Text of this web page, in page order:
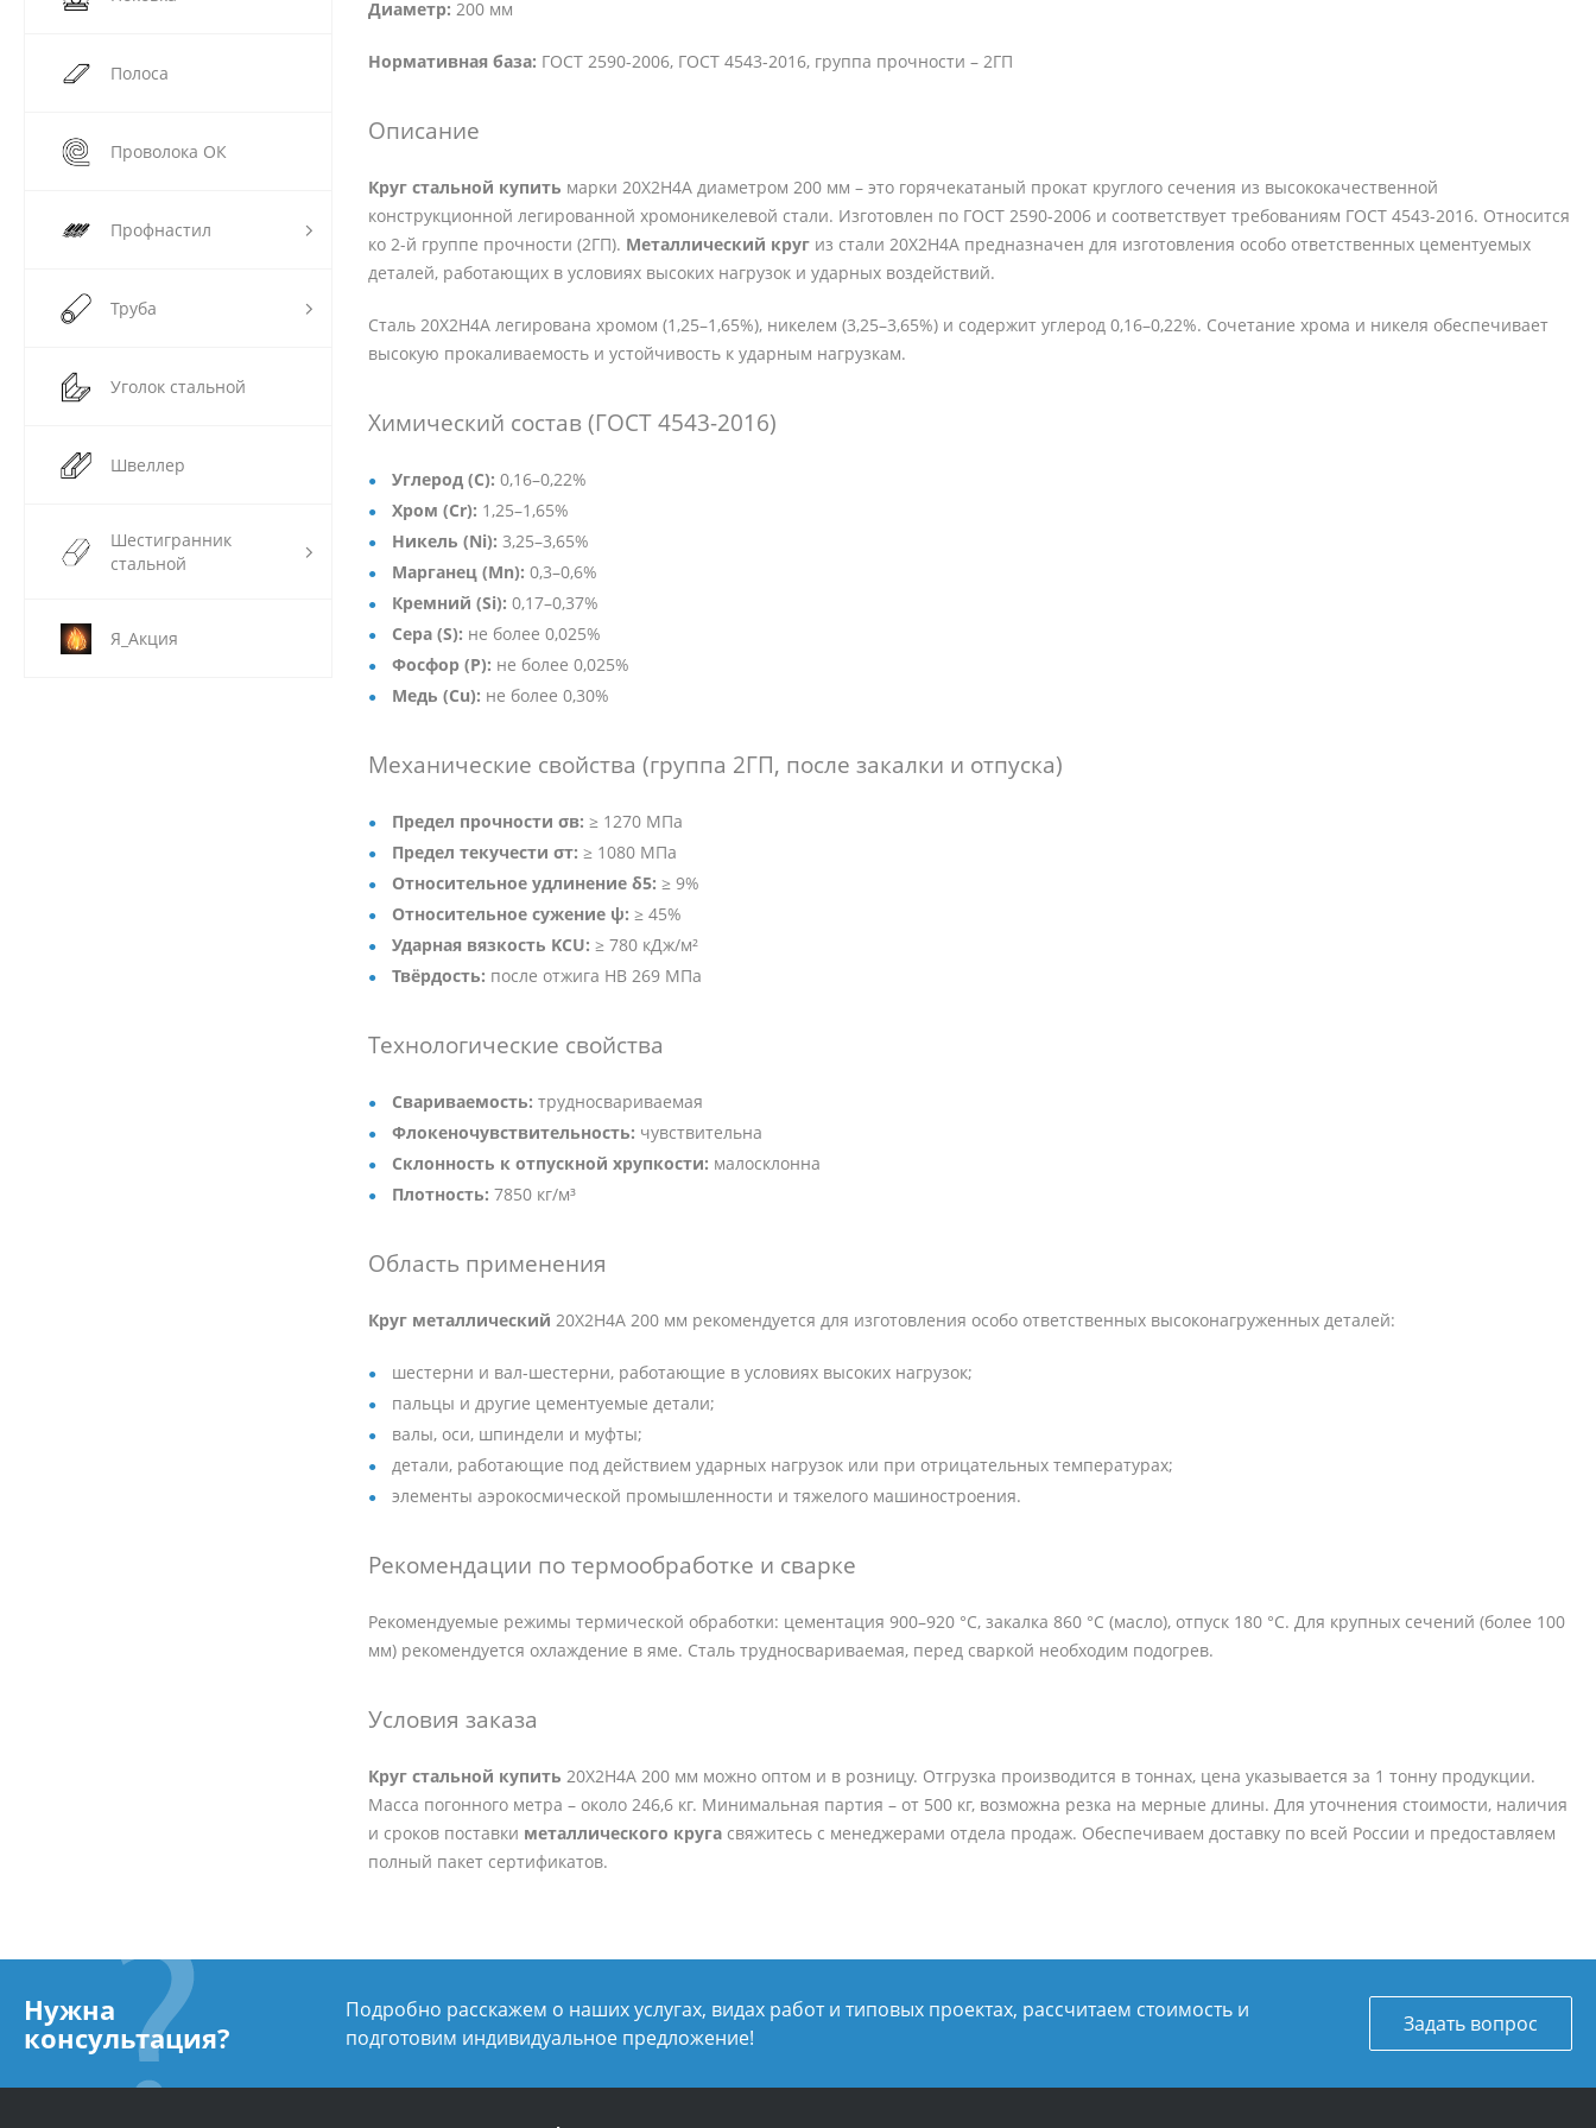
Полоса
Проволока ОК
Профнастил
Труба
Уголок стальной
Швеллер
Шестигранник
стальной
Я_Акция
Диаметр: 200 мм
Нормативная база: ГОСТ 2590-2006, ГОСТ 4543-2016, группа прочности – 2ГП
Описание
Круг стальной купить марки 20Х2Н4А диаметром 200 мм – это горячекатаный прокат круглого сечения из высококачественной
конструкционной легированной хромоникелевой стали. Изготовлен по ГОСТ 2590-2006 и соответствует требованиям ГОСТ 4543-2016. Относится
ко 2-й группе прочности (2ГП). Металлический круг из стали 20Х2Н4А предназначен для изготовления особо ответственных цементуемых
деталей, работающих в условиях высоких нагрузок и ударных воздействий.
Сталь 20Х2Н4А легирована хромом (1,25–1,65%), никелем (3,25–3,65%) и содержит углерод 0,16–0,22%. Сочетание хрома и никеля обеспечивает
высокую прокаливаемость и устойчивость к ударным нагрузкам.
Химический состав (ГОСТ 4543-2016)
Углерод (C): 0,16–0,22%
Хром (Cr): 1,25–1,65%
Никель (Ni): 3,25–3,65%
Марганец (Mn): 0,3–0,6%
Кремний (Si): 0,17–0,37%
Сера (S): не более 0,025%
Фосфор (P): не более 0,025%
Медь (Cu): не более 0,30%
Механические свойства (группа 2ГП, после закалки и отпуска)
Предел прочности σв: ≥ 1270 МПа
Предел текучести σт: ≥ 1080 МПа
Относительное удлинение δ5: ≥ 9%
Относительное сужение ψ: ≥ 45%
Ударная вязкость KCU: ≥ 780 кДж/м²
Твёрдость: после отжига HB 269 МПа
Технологические свойства
Свариваемость: трудносвариваемая
Флокеночувствительность: чувствительна
Склонность к отпускной хрупкости: малосклонна
Плотность: 7850 кг/м³
Область применения
Круг металлический 20Х2Н4А 200 мм рекомендуется для изготовления особо ответственных высоконагруженных деталей:
шестерни и вал-шестерни, работающие в условиях высоких нагрузок;
пальцы и другие цементуемые детали;
валы, оси, шпиндели и муфты;
детали, работающие под действием ударных нагрузок или при отрицательных температурах;
элементы аэрокосмической промышленности и тяжелого машиностроения.
Рекомендации по термообработке и сварке
Рекомендуемые режимы термической обработки: цементация 900–920 °C, закалка 860 °C (масло), отпуск 180 °C. Для крупных сечений (более 100
мм) рекомендуется охлаждение в яме. Сталь трудносвариваемая, перед сваркой необходим подогрев.
Условия заказа
Круг стальной купить 20Х2Н4А 200 мм можно оптом и в розницу. Отгрузка производится в тоннах, цена указывается за 1 тонну продукции.
Масса погонного метра – около 246,6 кг. Минимальная партия – от 500 кг, возможна резка на мерные длины. Для уточнения стоимости, наличия
и сроков поставки металлического круга свяжитесь с менеджерами отдела продаж. Обеспечиваем доставку по всей России и предоставляем
полный пакет сертификатов.
Нужна
консультация?
Подробно расскажем о наших услугах, видах работ и типовых проектах, рассчитаем стоимость и
подготовим индивидуальное предложение!
Задать вопрос